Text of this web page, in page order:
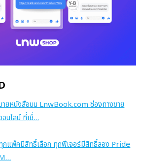
ายหนังสือบน LnwBook.com ช่องทางขาย
อนไลน์ ที่เชื่…
กแพ็คมีสิทธิ์เลือก ทุกฟีเจอร์มีสิทธิ์ลอง Pride